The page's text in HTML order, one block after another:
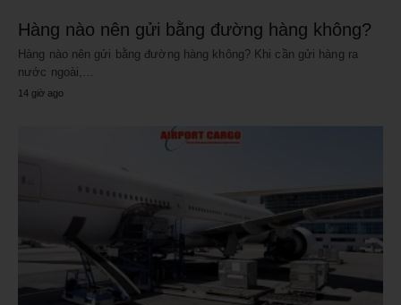
Hàng nào nên gửi bằng đường hàng không?
Hàng nào nên gửi bằng đường hàng không? Khi cần gửi hàng ra
nước ngoài,…
14 giờ ago